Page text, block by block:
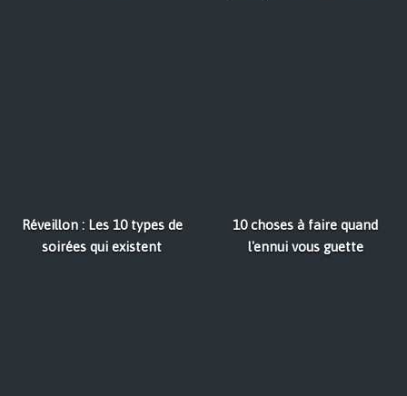
Réveillon : Les 10 types de
soirées qui existent
10 choses à faire quand
l'ennui vous guette